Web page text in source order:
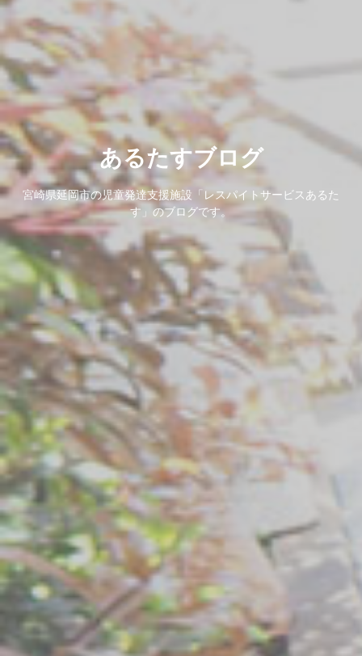
あるたすブログ
宮崎県延岡市の児童発達支援施設「レスパイトサービスあるた
す」のブログです。